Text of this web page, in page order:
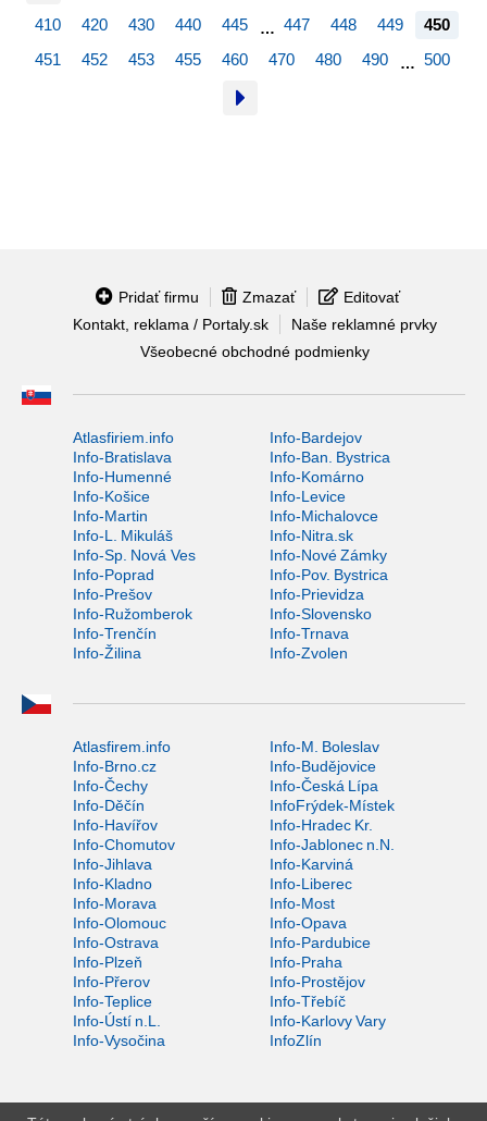
410 420 430 440 445 … 447 448 449
450
451
452 453 455 460 470 480 490 … 500
Pridať firmu Zmazať
Editovať
Kontakt, reklama / Portaly.sk
Naše reklamné prvky
Všeobecné obchodné podmienky
Atlasfiriem.info
Info-Bardejov
Info-Bratislava
Info-Ban. Bystrica
Info-Humenné
Info-Komárno
Info-Košice
Info-Levice
Info-Martin
Info-Michalovce
Info-L. Mikuláš
Info-Nitra.sk
Info-Sp. Nová Ves
Info-Nové Zámky
Info-Poprad
Info-Pov. Bystrica
Info-Prešov
Info-Prievidza
Info-Ružomberok
Info-Slovensko
Info-Trenčín
Info-Trnava
Info-Žilina
Info-Zvolen
Atlasfirem.info
Info-M. Boleslav
Info-Brno.cz
Info-Budějovice
Info-Čechy
Info-Česká Lípa
Info-Děčín
InfoFrýdek-Místek
Info-Havířov
Info-Hradec Kr.
Info-Chomutov
Info-Jablonec n.N.
Info-Jihlava
Info-Karviná
Info-Kladno
Info-Liberec
Info-Morava
Info-Most
Info-Olomouc
Info-Opava
Info-Ostrava
Info-Pardubice
Info-Plzeň
Info-Praha
Info-Přerov
Info-Prostějov
Info-Teplice
Info-Třebíč
Info-Ústí n.L.
Info-Karlovy Vary
Info-Vysočina
InfoZlín